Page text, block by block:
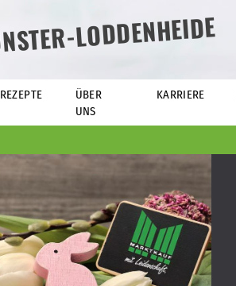
LODDENHEIDE
REZEPTE
ÜBER
UNS
KARRIERE